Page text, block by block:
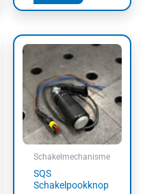
Schakelmechanisme
SQS
Schakelpookknop